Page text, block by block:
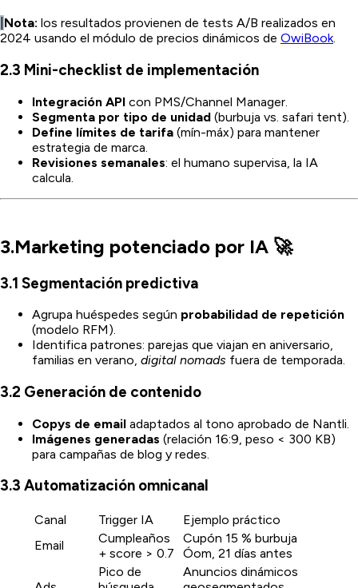
Nota: los resultados provienen de tests A/B realizados en
2024 usando el módulo de precios dinámicos de OwiBook.
2.3 Mini-checklist de implementación
Integración API con PMS/Channel Manager.
Segmenta por tipo de unidad (burbuja vs. safari tent).
Define límites de tarifa (mín-máx) para mantener
estrategia de marca.
Revisiones semanales: el humano supervisa, la IA
calcula.
3.Marketing potenciado por IA 🚀
3.1 Segmentación predictiva
Agrupa huéspedes según probabilidad de repetición
(modelo RFM).
Identifica patrones: parejas que viajan en aniversario,
familias en verano, digital nomads fuera de temporada.
3.2 Generación de contenido
Copys de email adaptados al tono aprobado de Nantli.
Imágenes generadas (relación 16:9, peso < 300 KB)
para campañas de blog y redes.
3.3 Automatización omnicanal
Canal Trigger IA
Ejemplo práctico
Email
Cumpleaños
+ score > 0.7
Cupón 15 % burbuja
Óom, 21 días antes
Pico de
Anuncios dinámicos